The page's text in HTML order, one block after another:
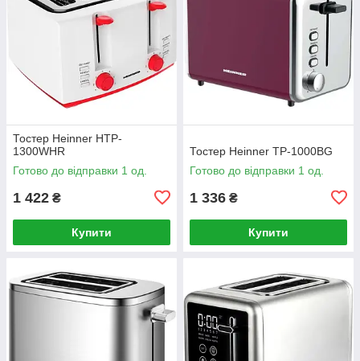
Тостер Heinner HTP-
1300WHR
Готово до відправки 1 од.
1 422 ₴
Купити
Тостер Heinner TP-1000BG
Готово до відправки 1 од.
1 336 ₴
Купити